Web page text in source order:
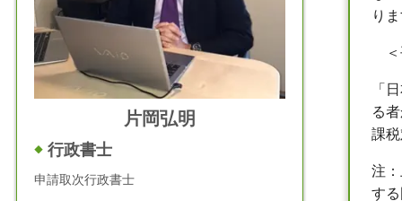
り
＜
「
る
課
注
す
片岡弘明
行政書士
申請取次行政書士